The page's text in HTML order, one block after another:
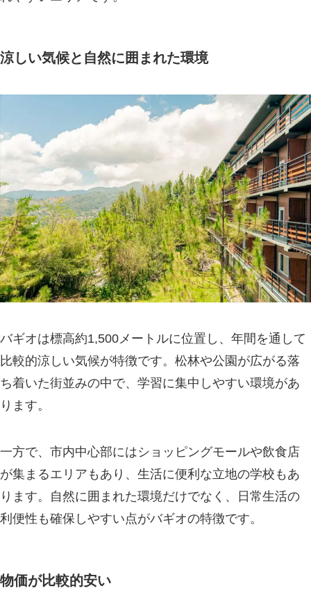
涼しい気候と自然に囲まれた環境
バギオは標高約1,500メートルに位置し、年間を通して
比較的涼しい気候が特徴です。松林や公園が広がる落
ち着いた街並みの中で、学習に集中しやすい環境があ
ります。
一方で、市内中心部にはショッピングモールや飲食店
が集まるエリアもあり、生活に便利な立地の学校もあ
ります。自然に囲まれた環境だけでなく、日常生活の
利便性も確保しやすい点がバギオの特徴です。
物価が比較的安い